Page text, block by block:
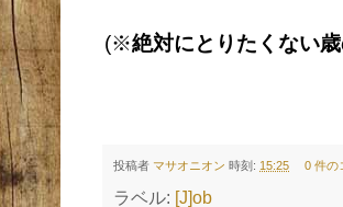
(※絶対にとりたくない
投稿者 マサオニオン 時刻: 15:25 0 件の
ラベル: [J]ob